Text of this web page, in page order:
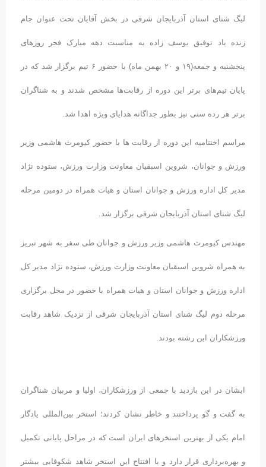
لیگ شنای استان آذربایجان شرقی در بخش آقایان تحت عنوان جام
زنده یاد توفیق یوسف زاده به مناسبت دهه مبارک فجر روزهای
پنجشنبه و جمعه(۱۹ و ۲۰ بهمن ماه) با حضور ۶ تیم برگزار شد که در
پایان تیم‌های برتر این دوره از رقابت‌ها مشخص شدند و به شناگران
برتر هر رده سنی نیز بطور جداگانه هدایای ویژه‌ اهدا شد.
مراسم اختتامیه این دوره از رقابت ها با حضور کیومرث هاشمی وزیر
ورزش و جوانان، شروین اسبقیان معاونت وزارت ورزش، ستوده نژاد
مدیر کل اداره ورزش و جوانان استان و هیات همراه در دومین مرحله
لیگ شنای استان آذربایجان شرقی برگزار شد.
مهندس کیومرث هاشمی وزیر ورزش و جوانان طی سفر به شهر تبریز
به همراه شروین اسبقبان معاونت وزارت ورزش، ستوده نژاد مدیر کل
اداره ورزش و جوانان استان و هیات همراه با حضور در محل برگزاری
مرحله دوم لیگ شنای استان آذربایجان شرقی از نزدیک شاهد رقابت
ورزشکاران این رشته بودند.
ایشان در این بازدید با جمعی از ورزشکاران، اولیا و مربیان شناگران
به گفت و گو پرداختند و خاطر نشان کردند؛ استخر بین‌المللی یادگار
امام یکی از بهترین استخرهای ایران است که در مراحل پایانی تکمیل
و بهره‌برداری قرار دارد و با افتتاح این استخر شاهد شکوفایی بیشتر